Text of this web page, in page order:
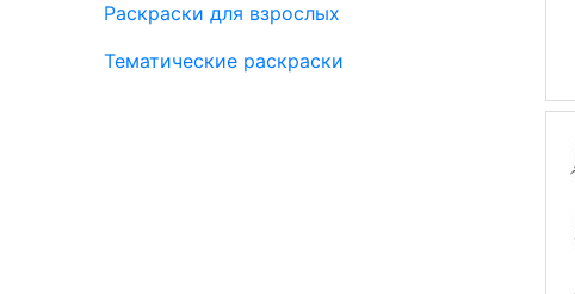
Раскраски для взрослых
Тематические раскраски